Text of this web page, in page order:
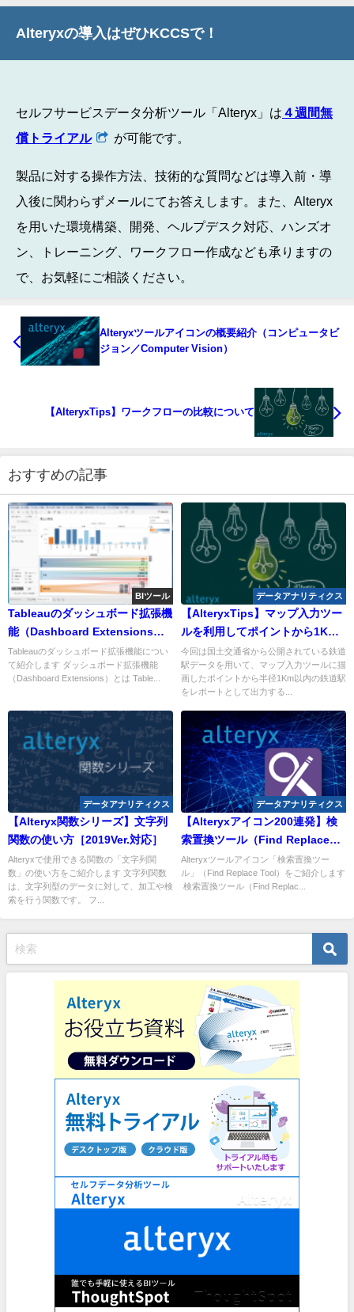
Alteryxの導入はぜひKCCSで！
セルフサービスデータ分析ツール「Alteryx」は ４週間無
償トライアル
が可能です。
製品に対する操作方法、技術的な質問などは導入前・導
入後に関わらずメールにてお答えします。また、Alteryx
を用いた環境構築、開発、ヘルプデスク対応、ハンズオ
ン、トレーニング、ワークフロー作成なども承りますの
で、お気軽にご相談ください。
Alteryxツールアイコンの概要紹介（コンピュータビ
ジョン／Computer Vision）
【AlteryxTips】ワークフローの比較について
おすすめの記事
BIツール
Tableauのダッシュボード拡張機
能（Dashboard Extensions）
とは
Tableauのダッシュボード拡張機能につい
て紹介します ダッシュボード拡張機能
（Dashboard Extensions）とは Table...
データアナリティクス
【AlteryxTips】マップ入力ツー
ルを利用してポイントから1Km
圏内の駅名を表示する
今回は国土交通省から公開されている鉄道
駅データを用いて、マップ入力ツールに描
画したポイントから半径1Km以内の鉄道駅
をレポートとして出力する...
データアナリティクス
【Alteryx関数シリーズ】文字列
関数の使い方［2019Ver.対応］
Alteryxで使用できる関数の「文字列関
数」の使い方をご紹介します 文字列関数
は、文字列型のデータに対して、加工や検
索を行う関数です。 フ...
データアナリティクス
【Alteryxアイコン200連発】検
索置換ツール（Find Replace
Tool）
Alteryxツールアイコン「検索置換ツー
ル」（Find Replace Tool）をご紹介します
検索置換ツール（Find Replac...